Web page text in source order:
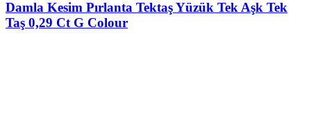
21,073.50₺.17,820.00₺.
Damla Kesim Pırlanta Tektaş Yüzük Tek Aşk Tek
Taş 0,29 Ct G Colour